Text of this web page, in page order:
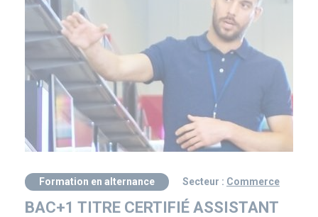
Formation en alternance Secteur : Commerce
BAC+1 TITRE CERTIFIÉ ASSISTANT